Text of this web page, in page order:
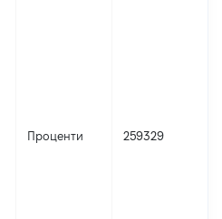
Проценти 259329